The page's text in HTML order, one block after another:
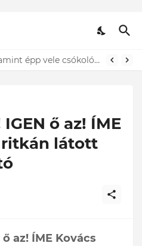
Lefotózták Oláh Ibolyát, amint épp vele csókolózik - EZT nem hiszed el, kinek a karjában kötött ki...ÍME
ő az! ÍME
ritkán látott
az! ÍME Kovács